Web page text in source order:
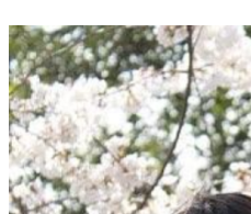
師
資
高
中
生
專
區